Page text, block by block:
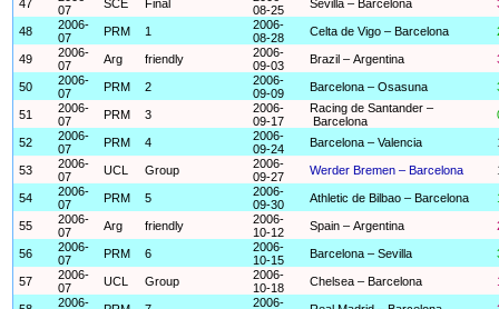
47
07
SCE Final
08-25
Sevilla – Barcelona
48
2006-
07
PRM 1
2006-
08-28
Celta de Vigo – Barcelona
49
2006-
07
Arg friendly
2006-
09-03
Brazil – Argentina
50
2006-
07
PRM 2
2006-
09-09
Barcelona – Osasuna
51
2006-
07
PRM 3
2006-
09-17
Racing de Santander –
Barcelona
52
2006-
07
PRM 4
2006-
09-24
Barcelona – Valencia
53
2006-
07
UCL Group
2006-
09-27
Werder Bremen – Barcelona
54
2006-
07
PRM 5
2006-
09-30
Athletic de Bilbao – Barcelona
55
2006-
07
Arg friendly
2006-
10-12
Spain – Argentina
56
2006-
07
PRM 6
2006-
10-15
Barcelona – Sevilla
57
2006-
07
UCL Group
2006-
10-18
Chelsea – Barcelona
2006-
2006-